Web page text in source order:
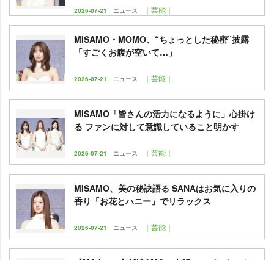
2026-07-21 ニュース ｜芸能｜
MISAMO・MOMO、“ちょっとした秘密”披露
「すごくお腹が空いて…」
2026-07-21 ニュース ｜芸能｜
MISAMO「皆さんの活力になるように」心掛け
る ファンに対して意識していること明かす
2026-07-21 ニュース ｜芸能｜
MISAMO、美の秘訣語る SANAはお気に入りの
香り「お花とハニー」でリラックス
2026-07-21 ニュース ｜芸能｜